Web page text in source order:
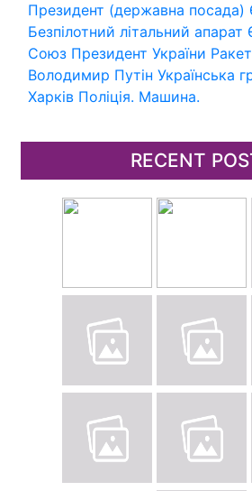
Президент (державна посада)
Безпілотний літальний апарат
Союз Президент України
Володимир Путін Українська
Харків Поліція. Машина.
RECENT